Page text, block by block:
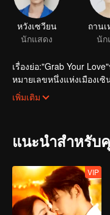
เรื่องย่อ:"Grab Your
หมายเลขหนึ่งแห่งเมืองเ
เยียวยากันและกัน และถัก
เพิ่มเติม
แนะนำสำหรับ
VIP